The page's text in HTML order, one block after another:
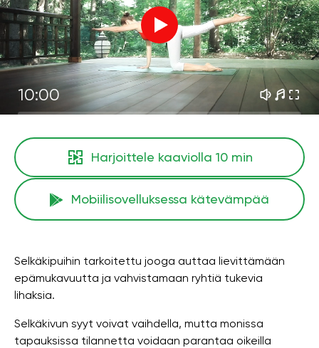
10:00
Harjoittele kaaviolla 10 min
Mobiilisovelluksessa kätevämpää
Selkäkipuihin tarkoitettu jooga auttaa lievittämään
epämukavuutta ja vahvistamaan ryhtiä tukevia
lihaksia.
Selkäkivun syyt voivat vaihdella, mutta monissa
tapauksissa tilannetta voidaan parantaa oikeilla